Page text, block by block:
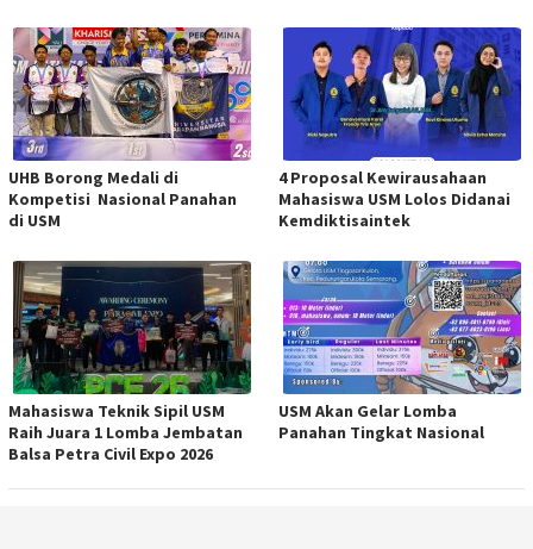
UHB Borong Medali di
Kompetisi Nasional Panahan
di USM
4 Proposal Kewirausahaan
Mahasiswa USM Lolos Didanai
Kemdiktisaintek
Mahasiswa Teknik Sipil USM
Raih Juara 1 Lomba Jembatan
Balsa Petra Civil Expo 2026
USM Akan Gelar Lomba
Panahan Tingkat Nasional